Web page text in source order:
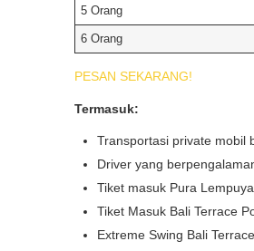
5 Orang
6 Orang
PESAN SEKARANG!
Termasuk:
Transportasi private mobil
Driver yang
Tiket masuk Pura
Tiket Masuk Bali Terrace
Extreme Swing Bali
Tgl Mulai*
Email*